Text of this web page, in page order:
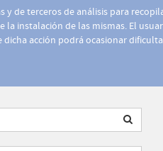
y de terceros de análisis para
la instalación de las mismas. El
acción podrá ocasionar